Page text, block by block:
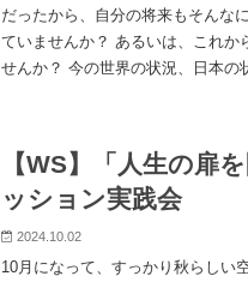
だったから、自分の将来もそんな
ていませんか？ あるいは、これか
せんか？ 今の世界の状況、日本
【WS】「人生の扉
ッション実践会
2024.10.02
10月になって、すっかり秋らしい